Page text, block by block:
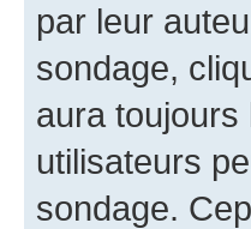
par leur
sondage,
aura toujours
utilisateurs
sondage.